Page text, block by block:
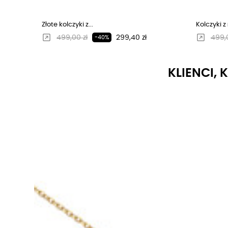
Złote kolczyki z...
Regularna cena
499,00 zł -40% Cena
299,40 zł
Kolczyki
KLIENCI,